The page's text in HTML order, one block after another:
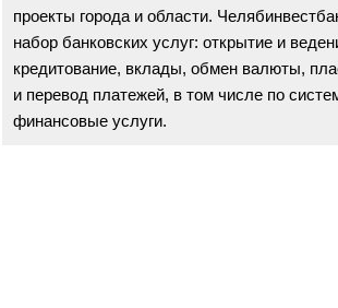
проекты города и области.
набор банковских услуг: открытие и
кредитование, вклады, обмен валюты,
и перевод платежей, в том числе по
финансовые услуги.